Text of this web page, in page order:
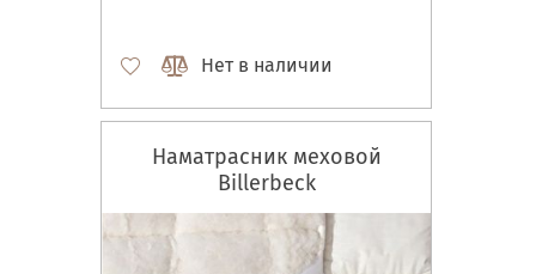
Нет в наличии
Наматрасник меховой
Billerbeck